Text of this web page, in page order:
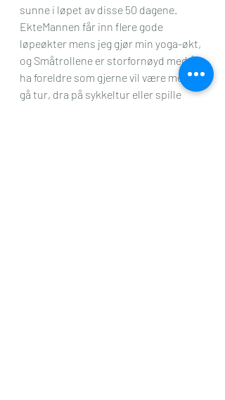
sunne i løpet av disse 50 dagene.
EkteMannen får inn flere gode
løpeøkter mens jeg gjør min yoga-økt,
og Småtrollene er storfornøyd med å
ha foreldre som gjerne vil være med og
gå tur, dra på sykkeltur eller spille